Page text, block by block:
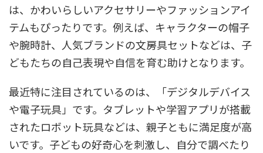
は、かわいらしいアクセサリーやファッションアイ
テムもぴったりです。例えば、キャラクターの帽子
や腕時計、人気ブランドの文房具セットなどは、子
どもたちの自己表現や自信を育む助けとなります。
最近特に注目されているのは、「デジタルデバイス
や電子玩具」です。タブレットや学習アプリが搭載
されたロボット玩具などは、親子ともに満足度が高
いです。子どもの好奇心を刺激し、自分で調べたり